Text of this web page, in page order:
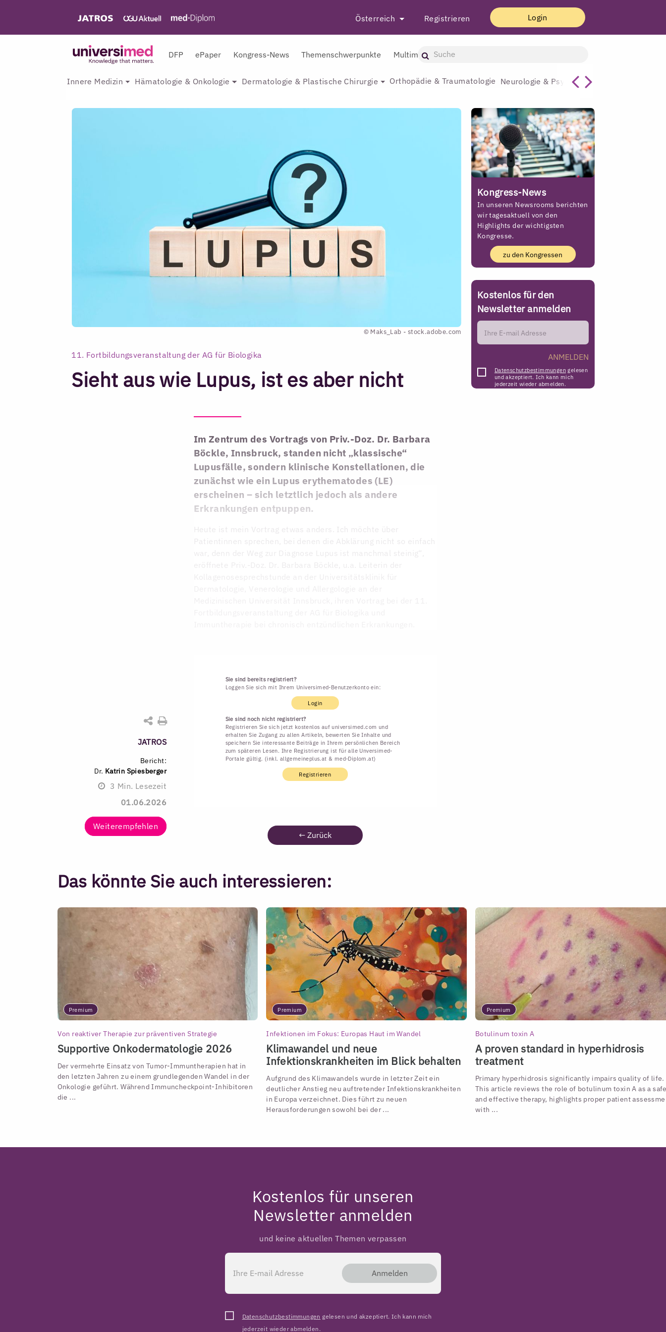
Österreich Registrieren Login
DFP ePaper Kongress-News Themenschwerpunkte Multimedia
Innere Medizin Hämatologie & Onkologie Dermatologie & Plastische Chirurgie Orthopädie & Traumatologie Neurologie & Psychiatrie
© Maks_Lab - stock.adobe.com
11. Fortbildungsveranstaltung der AG für Biologika
Sieht aus wie Lupus, ist es aber nicht
JATROS
Bericht:
Dr. Katrin Spiesberger
3 Min. Lesezeit
01.06.2026
Weiterempfehlen
Im Zentrum des Vortrags von Priv.-Doz. Dr. Barbara
Böckle, Innsbruck, standen nicht „klassische“
Lupusfälle, sondern klinische Konstellationen, die
zunächst wie ein Lupus erythematodes (LE)
erscheinen – sich letztlich jedoch als andere
Erkrankungen entpuppen.
Heute ist mein Vortrag etwas anders. Ich möchte über
Patientinnen sprechen, bei denen die Abklärung nicht so einfach
Sie sind bereits registriert?
Loggen Sie sich mit Ihrem Universimed-Benutzerkonto ein:
Login
Sie sind noch nicht registriert?
Registrieren Sie sich jetzt kostenlos auf universimed.com und
erhalten Sie Zugang zu allen Artikeln, bewerten Sie Inhalte und
speichern Sie interessante Beiträge in Ihrem persönlichen Bereich
zum späteren Lesen. Ihre Registrierung ist für alle Unversimed-
Portale gültig. (inkl. allgemeineplus.at & med-Diplom.at)
Registrieren
← Zurück
Das könnte Sie auch interessieren:
Premium
Von reaktiver Therapie zur präventiven Strategie
Supportive Onkodermatologie 2026
Der vermehrte Einsatz von Tumor-Immuntherapien hat in
den letzten Jahren zu einem grundlegenden Wandel in der
Onkologie geführt. Während Immuncheckpoint-Inhibitoren
die ...
Premium
Infektionen im Fokus: Europas Haut im Wandel
Klimawandel und neue
Infektionskrankheiten im Blick behalten
Aufgrund des Klimawandels wurde in letzter Zeit ein
deutlicher Anstieg neu auftretender Infektionskrankheiten
in Europa verzeichnet. Dies führt zu neuen
Herausforderungen sowohl bei der ...
Premium
Botulinum toxin A
A proven standard in hyperhidrosis
treatment
Primary hyperhidrosis significantly impairs quality of life.
This article reviews the role of botulinum toxin A as a
and effective therapy, highlights proper patient
with ...
Kongress-News
In unseren Newsrooms berichten
wir tagesaktuell von den
Highlights der wichtigsten
Kongresse.
zu den Kongressen
Kostenlos für den
Newsletter anmelden
ANMELDEN
Datenschutzbestimmungen gelesen
und akzeptiert. Ich kann mich
jederzeit wieder abmelden.
Kostenlos für unseren
Newsletter anmelden
und keine aktuellen Themen verpassen
Anmelden
Datenschutzbestimmungen gelesen und akzeptiert. Ich kann mich
jederzeit wieder abmelden.